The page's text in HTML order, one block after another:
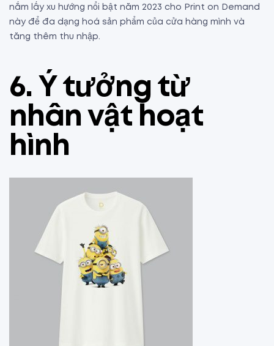
nắm lấy xu hướng nổi bật năm 2023 cho Print on Demand
này để đa dạng hoá sản phẩm của cửa hàng mình và
tăng thêm thu nhập.
6. Ý tưởng từ
nhân vật hoạt
hình